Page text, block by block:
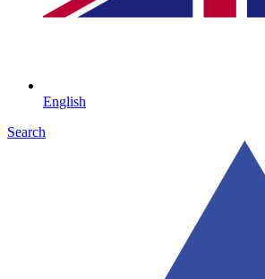
English
Search